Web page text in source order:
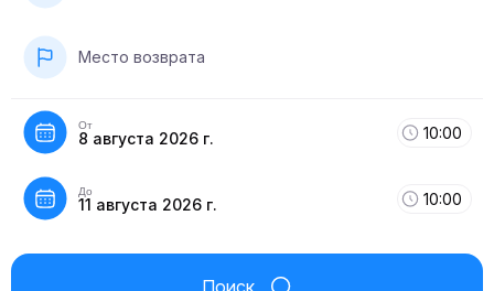
Место возврата
От
8 августа 2026 г. 10:00
До
11 августа 2026 г. 10:00
Поиск